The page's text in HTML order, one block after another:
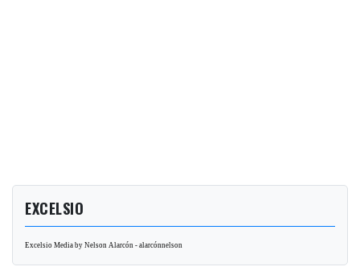
EXCELSIO
Excelsio Media by Nelson Alarcón - alarcónnelson